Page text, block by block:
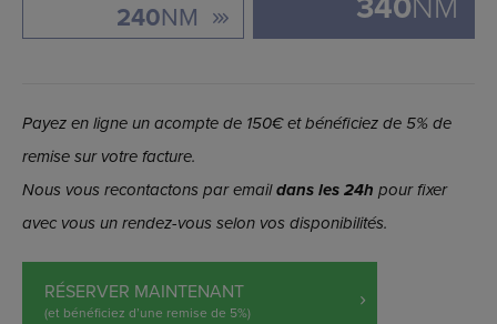
240NM
Payez en ligne un acompte de 150€ et bénéficiez de 5% de
remise sur votre facture.
Nous vous recontactons par emaildans les 24h pour fixer
avec vous un rendez-vous selon vos disponibilités.
RÉSERVER MAINTENANT
(et bénéficiez d’une remise de 5%)